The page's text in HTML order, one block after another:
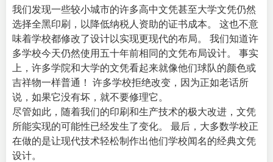
我们发现一些较小城市的许多高中文凭甚至大学文凭仍然
选择全黑印刷，以降低纳税人资助的证书成本。 这也不意
味着学校都修改了设计以实现更现代的布局。 我们知道许
多学校今天仍然使用五十年前相同的文凭布局设计。 事实
上，许多学院和大学的文凭看起来就像他们球队的颜色或
吉祥物一样普通！ 许多学校拒绝改变，因为正如老话所
说，如果它没有坏，就不要修理它。
尽管如此，随着我们的印刷和生产技术的极大改进，文凭
所能实现的可能性已经发生了变化。 最后，大多数学校正
在做的是让现代技术轻松制作出他们学校闻名的经典文凭
设计。